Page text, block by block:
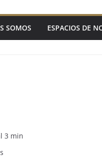
SOMOS ESPACIOS DE
3 min